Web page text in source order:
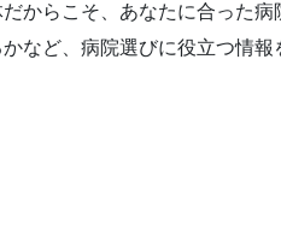
からこそ、あなたに合った病
など、病院選びに役立つ情報